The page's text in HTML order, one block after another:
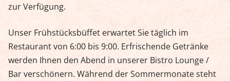
zur Verfügung.
Unser Frühstücksbüffet erwartet Sie täglich im
Restaurant von 6:00 bis 9:00. Erfrischende Getränke
werden Ihnen den Abend in unserer Bistro Lounge /
Bar verschönern. Während der Sommermonate steht